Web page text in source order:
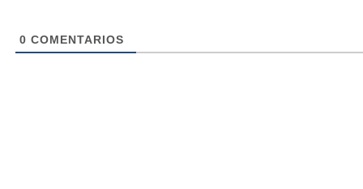
0 COMENTARIOS